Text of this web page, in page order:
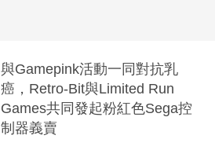
與Gamepink活動一同對抗乳
癌，Retro-Bit與Limited Run
Games共同發起粉紅色Sega控
制器義賣